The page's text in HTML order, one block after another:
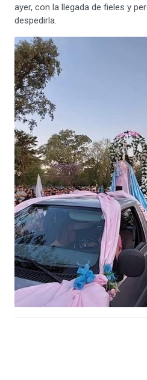
ayer, con la llegada de fieles y
despedirla.